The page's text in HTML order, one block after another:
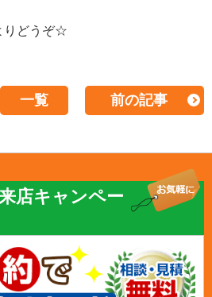
りどうぞ☆
一覧 前の記事
店キャンペー